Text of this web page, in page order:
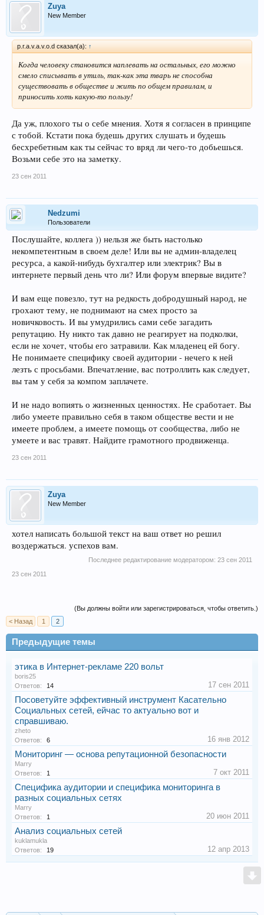
Zuya
New Member
p.r.a.v.a.v.o.d сказал(а): ↑
Когда человеку становится наплевать на остальных, его можно
смело списывать в утиль, так-как эта тварь не способна
существовать в обществе и жить по общем правилам, и
приносить хоть какую-то пользу!
Да уж, плохого ты о себе мнения. Хотя я согласен в принципе
с тобой. Кстати пока будешь других слушать и будешь
бесхребетным как ты сейчас то вряд ли чего-то добьешься.
Возьми себе это на заметку.
23 сен 2011
Nedzumi
Пользователи
Послушайте, коллега )) нельзя же быть настолько
некомпетентным в своем деле! Или вы не админ-владелец
ресурса, а какой-нибудь бухгалтер или электрик? Вы в
интернете первый день что ли? Или форум впервые видите?
И вам еще повезло, тут на редкость добродушный народ, не
грохают тему, не поднимают на смех просто за
новичковость. И вы умудрились сами себе загадить
репутацию. Ну никто так давно не реагирует на подколки,
если не хочет, чтобы его затравили. Как младенец ей богу.
Не понимаете специфику своей аудитории - нечего к ней
лезть с просьбами. Впечатление, вас потроллить как следует,
вы там у себя за компом заплачете.
И не надо вопиять о жизненных ценностях. Не сработает. Вы
либо умеете правильно себя в таком обществе вести и не
имеете проблем, а имеете помощь от сообщества, либо не
умеете и вас травят. Найдите грамотного продвиженца.
23 сен 2011
Zuya
New Member
хотел написать большой текст на ваш ответ но решил
воздержаться. успехов вам.
Последнее редактирование модератором: 23 сен 2011
23 сен 2011
(Вы должны войти или зарегистрироваться, чтобы ответить.)
< Назад
1 2
Предыдущие темы
этика в Интернет-рекламе 220 вольт
boris25
Ответов:
14 17 сен 2011
Посоветуйте эффективный инструмент Касательно
Социальных сетей, ейчас то актуально вот и
справшиваю.
zheto
Ответов:
6 16 янв 2012
Мониторинг — основа репутационной безопасности
Marry
Ответов:
1 7 окт 2011
Специфика аудитории и специфика мониторинга в
разных социальных сетях
Marry
Ответов:
1 20 июн 2011
Анализ социальных сетей
kuklamukla
Ответов:
19 12 апр 2013